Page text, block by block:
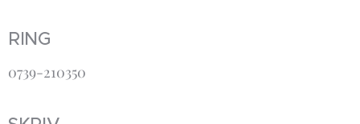
RING
0739-210350